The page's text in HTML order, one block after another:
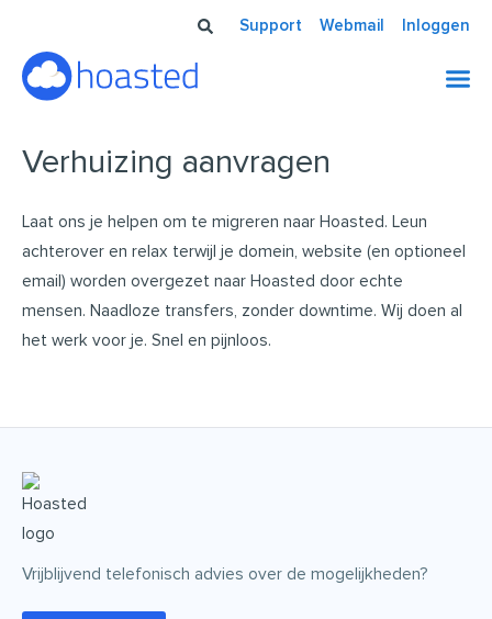
inhoud
Support Webmail Inloggen
Verhuizing aanvragen
Laat ons je helpen om te migreren naar Hoasted. Leun
achterover en relax terwijl je domein, website (en optioneel
email) worden overgezet naar Hoasted door echte
mensen. Naadloze transfers, zonder downtime. Wij doen al
het werk voor je. Snel en pijnloos.
Vrijblijvend telefonisch advies over de mogelijkheden?